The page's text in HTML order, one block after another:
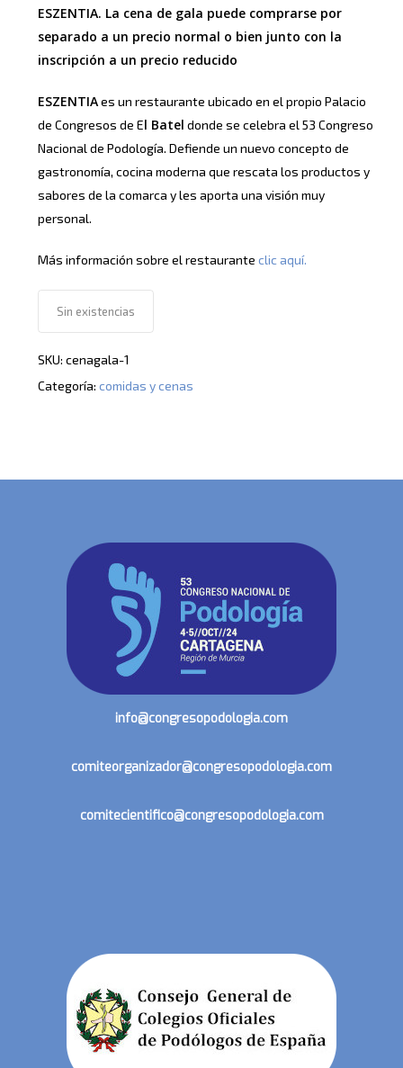
ESZENTIA. La cena de gala puede comprarse por
separado a un precio normal o bien junto con la
inscripción a un precio reducido
ESZENTIAes un restaurante ubicado en el propio Palacio
de Congresos de El Batel donde se celebra el 53 Congreso
Nacional de Podología. Defiende un nuevo concepto de
gastronomía, cocina moderna que rescata los productos y
sabores de la comarca y les aporta una visión muy
personal.
Más información sobre el restaurante clic aquí.
Sin existencias
SKU: cenagala-1
Categoría: comidas y cenas
info@congresopodologia.com
comiteorganizador@congresopodologia.com
comitecientifico@congresopodologia.com